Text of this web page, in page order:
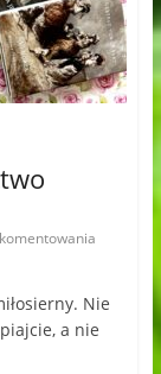
Nie
a nie